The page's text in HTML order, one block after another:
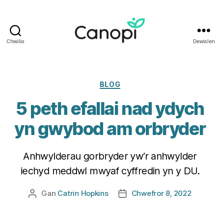
Chwilio
Iechyd
Cymru
Dewislen
Categorïau
BLOG
5 peth efallai nad ydych
yn gwybod am orbryder
Anhwylderau gorbryder yw’r anhwylder
iechyd meddwl mwyaf cyffredin yn y DU.
Awdur
Gan Catrin Hopkins
Dyddiad
Chwefror 8, 2022